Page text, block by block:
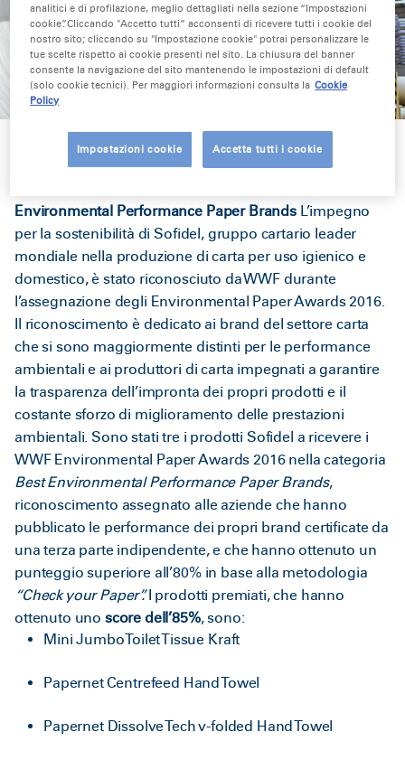
Environmental Performance Paper BrandsL’impegno
per la sostenibilità di Sofidel, gruppo cartario leader
mondiale nella produzione di carta per uso igienico e
domestico, è stato riconosciuto da WWF durante
l’assegnazione degli Environmental Paper Awards 2016.
Il riconoscimento è dedicato ai brand del settore carta
che si sono maggiormente distinti per le performance
ambientali e ai produttori di carta impegnati a garantire
la trasparenza dell’impronta dei propri prodotti e il
costante sforzo di miglioramento delle prestazioni
ambientali. Sono stati tre i prodotti Sofidel a ricevere i
WWF Environmental Paper Awards 2016 nella categoria
Best Environmental Performance Paper Brands,
riconoscimento assegnato alle aziende che hanno
pubblicato le performance dei propri brand certificate da
una terza parte indipendente, e che hanno ottenuto un
punteggio superiore all’80% in base alla metodologia
“Check your Paper”.I prodotti premiati, che hanno
ottenuto uno score dell’85%, sono:
Mini Jumbo Toilet Tissue Kraft
Papernet Centrefeed Hand Towel
Papernet Dissolve Tech v-folded Hand Towel
analitici e di profilazione, meglio dettagliati nella sezione “Impostazioni
cookie”. Cliccando "Accetto tutti” acconsenti di ricevere tutti i cookie del
nostro sito; cliccando su "Impostazione cookie" potrai personalizzare le
tue scelte rispetto ai cookie presenti nel sito. La chiusura del banner
consente la navigazione del sito mantenendo le impostazioni di default
(solo cookie tecnici). Per maggiori informazioni consulta la Cookie
Policy
Impostazioni cookie Accetta tutti i cookie